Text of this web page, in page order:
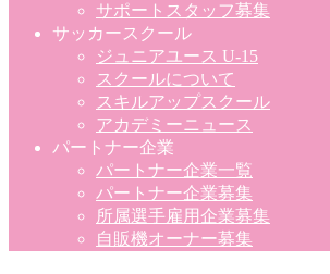
サポートスタッフ募集
サッカースクール
ジュニアユース U-15
スクールについて
スキルアップスクール
アカデミーニュース
パートナー企業
パートナー企業一覧
パートナー企業募集
所属選手雇用企業募集
自販機オーナー募集